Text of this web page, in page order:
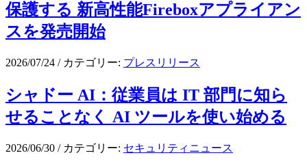
保護する 新高性能Fireboxアプライアン
スを発売開始
2026/07/24 / カテゴリー: プレスリリース
シャドー AI：従業員は IT 部門に知ら
せることなく AI ツールを使い始める
2026/06/30 / カテゴリー: セキュリティニュース